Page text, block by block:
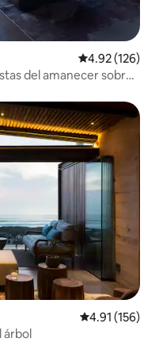
Calificación
4.92 (126)
del amanecer sobre
Calificación
4.91 (156)
árbol